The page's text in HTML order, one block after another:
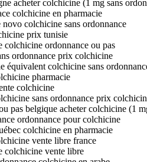
acheter colchicine (1 mg sans
colchicine en pharmacie
colchicine sans ordonnance
prix tunisie
colchicine ordonnance ou pas
ordonnance prix colchicine
équivalent colchicine sans
pharmacie
colchicine
sans ordonnance prix
pas belgique acheter colchicine (1
ordonnance pour colchicine
colchicine en pharmacie
vente libre france
colchicine vente libre